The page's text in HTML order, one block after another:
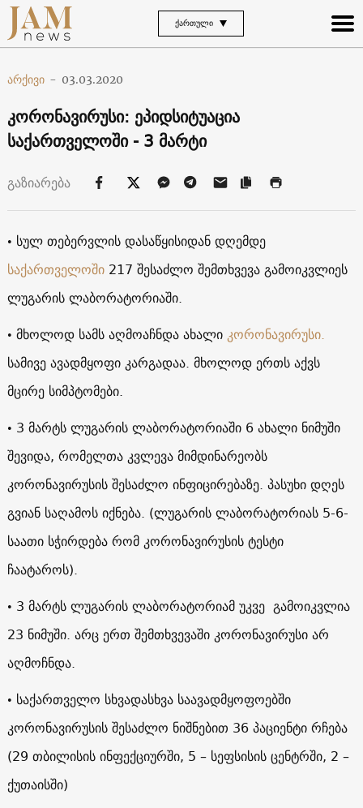
ᲥᲐᲠᲗᲣᲚᲘ
არქივი - 03.03.2020
კორონავირუსი: ეპიდსიტუაცია
საქართველოში - 3 მარტი
გაზიარება
• სულ თებერვლის დასაწყისიდან დღემდე
საქართველოში217 შესაძლო შემთხვევა გამოიკვლიეს
ლუგარის ლაბორატორიაში.
• მხოლოდ სამს აღმოაჩნდა ახალიკორონავირუსი.
სამივე ავადმყოფი კარგადაა. მხოლოდ ერთს აქვს
მცირე სიმპტომები.
• 3 მარტს ლუგარის ლაბორატორიაში 6 ახალი ნიმუში
შევიდა, რომელთა კვლევა მიმდინარეობს
კორონავირუსის შესაძლო ინფიცირებაზე. პასუხი დღეს
გვიან საღამოს იქნება. (ლუგარის ლაბორატორიას 5-6-
საათი სჭირდება რომ კორონავირუსის ტესტი
ჩაატაროს).
• 3 მარტს ლუგარის ლაბორატორიამ უკვე გამოიკვლია
23 ნიმუში. არც ერთ შემთხვევაში კორონავირუსი არ
აღმოჩნდა.
• საქართველო სხვადასხვა საავადმყოფოებში
კორონავირუსის შესაძლო ნიშნებით 36 პაციენტი რჩება
(29 თბილისის ინფექციურში, 5 – სეფსისის ცენტრში, 2 –
ქუთაისში)